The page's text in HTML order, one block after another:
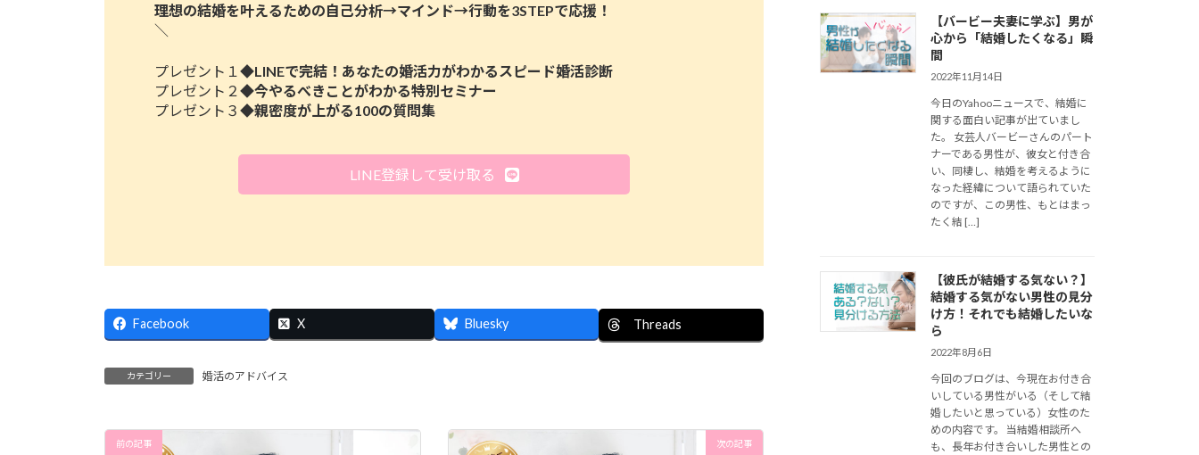
理想の結婚を叶えるための自己分析→マインド→行動を3STEPで応援！
＼
プレゼント１◆LINEで完結！あなたの婚活力がわかるスピード婚活診断
プレゼント２◆今やるべきことがわかる特別セミナー
プレゼント３◆親密度が上がる100の質問集
LINE登録して受け取る
Facebook X Bluesky Threads
カテゴリー 婚活のアドバイス
前の記事 次の記事
【バービー夫妻に学ぶ】男が
心から「結婚したくなる」瞬
間
2022年11月14日
今日のYahooニュースで、結婚に
関する面白い記事が出ていまし
た。 女芸人バービーさんのパート
ナーである男性が、彼女と付き合
い、同棲し、結婚を考えるように
なった経緯について語られていた
のですが、この男性、もとはまっ
たく結 […]
【彼氏が結婚する気ない？】
結婚する気がない男性の見分
け方！それでも結婚したいな
ら
2022年8月6日
今回のブログは、今現在お付き合
いしている男性がいる（そして結
婚したいと思っている）女性のた
めの内容です。 当結婚相談所へ
も、長年お付き合いした男性との